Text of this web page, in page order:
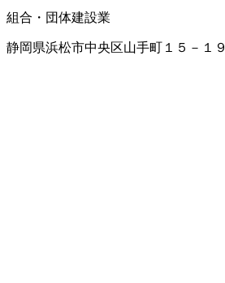
組合・団体建設業
静岡県浜松市中央区山手町１５－１９